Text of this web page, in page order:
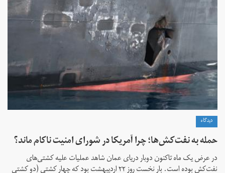
دیدگاه
حمله به نفت‌کش‌ها؛ چرا آمریکا در شورای امنیت ناکام ماند؟
در عرض یک ماه تاکنون دوبار دریای عمان شاهد عملیات علیه کشتی‌های